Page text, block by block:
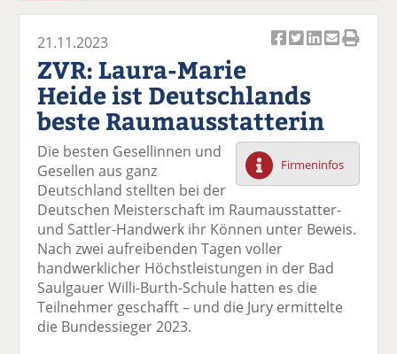
c
k
el
a
uf
F
ac
e
b
o
o
k
te
k
el
t
wi
tt
er
n
k
el
a
uf
Li
n
k
e
n
te
il
p
er
E
m
ai
l
er
n
ck
e
21.11.2023
ZVR: Laura-Marie
Heide ist Deutschlands
beste Raumausstatterin
Firmeninfos
Die besten Gesellinnen und
Gesellen aus ganz
Deutschland stellten bei der
Deutschen Meisterschaft im Raumausstatter-
und Sattler-Handwerk ihr Können unter Beweis.
Nach zwei aufreibenden Tagen voller
handwerklicher Höchstleistungen in der Bad
Saulgauer Willi-Burth-Schule hatten es die
Teilnehmer geschafft – und die Jury ermittelte
die Bundessieger 2023.